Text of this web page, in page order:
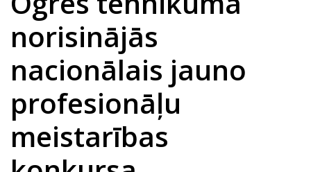
norisinājās
nacionālais jauno
profesionāļu
meistarības